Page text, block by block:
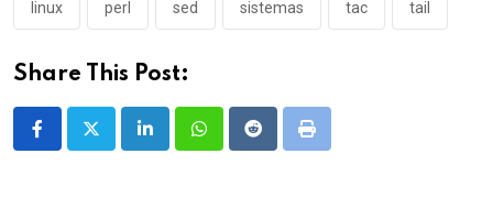
linux perl sed sistemas tac tail
Share This Post:
LinkedInWhatsappRedditPrint